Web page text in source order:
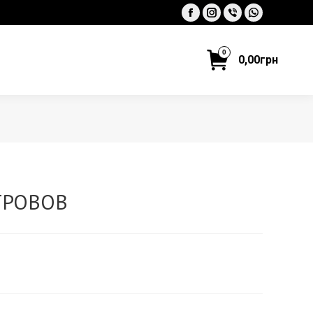
Facebook
Instagram
ViberWhatsapp
0,00грн
0